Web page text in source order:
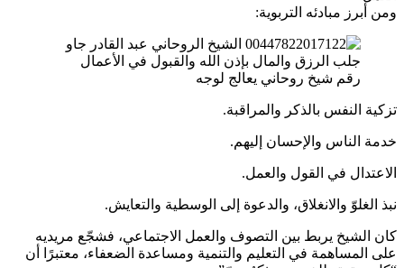
ومن أبرز مبادئه التربوية:
رقم شيخ روحاني يعالج لوجه
تزكية النفس بالذكر والمراقبة.
خدمة الناس والإحسان إليهم.
الاعتدال في القول والعمل.
نبذ الغلوّ والانغلاق، والدعوة إلى الوسطية والتعايش.
كان الشيخ يربط بين التصوف والعمل الاجتماعي، فشجّع مريديه
على المساهمة في التعليم والتنمية ومساعدة الضعفاء، معتبرًا أن